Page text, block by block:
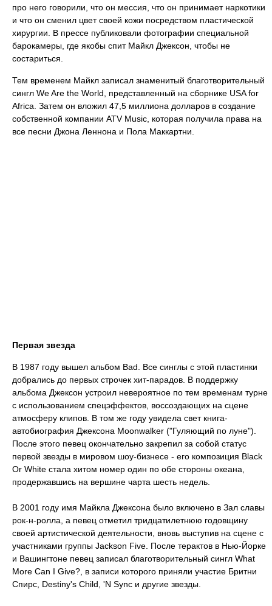
про него говорили, что он мессия, что он принимает наркотики
и что он сменил цвет своей кожи посредством пластической
хирургии. В прессе публиковали фотографии специальной
барокамеры, где якобы спит Майкл Джексон, чтобы не
состариться.
Тем временем Майкл записал знаменитый благотворительный
сингл We Are the World, представленный на сборнике USA for
Africa. Затем он вложил 47,5 миллиона долларов в создание
собственной компании ATV Music, которая получила права на
все песни Джона Леннона и Пола Маккартни.
Первая звезда
В 1987 году вышел альбом Bad. Все синглы с этой пластинки
добрались до первых строчек хит-парадов. В поддержку
альбома Джексон устроил невероятное по тем временам турне
с использованием спецэффектов, воссоздающих на сцене
атмосферу клипов. В том же году увидела свет книга-
автобиография Джексона Moonwalker ("Гуляющий по луне").
После этого певец окончательно закрепил за собой статус
первой звезды в мировом шоу-бизнесе - его композиция Black
Or White стала хитом номер один по обе стороны океана,
продержавшись на вершине чарта шесть недель.
В 2001 году имя Майкла Джексона было включено в Зал славы
рок-н-ролла, а певец отметил тридцатилетнюю годовщину
своей артистической деятельности, вновь выступив на сцене с
участниками группы Jackson Five. После терактов в Нью-Йорке
и Вашингтоне певец записал благотворительный сингл What
More Can I Give?, в записи которого приняли участие Бритни
Спирс, Destiny's Child, 'N Sync и другие звезды.